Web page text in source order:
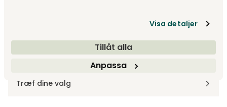
Visa detaljer
Tillåt alla
Anpassa
Vis flere +2
Træf dine valg